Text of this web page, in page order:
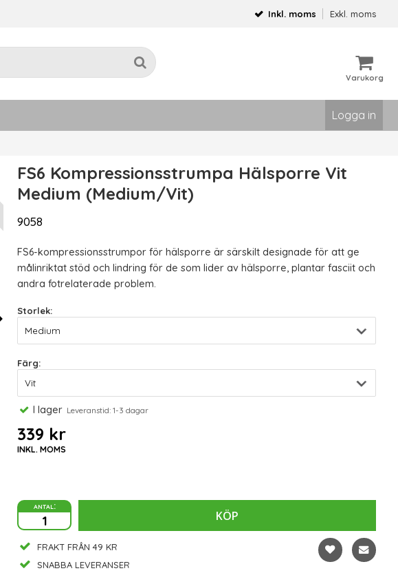
Inkl. moms Exkl. moms
Varukorg
Logga in
FS6 Kompressionsstrumpa Hälsporre Vit
Medium (Medium/Vit)
9058
FS6-kompressionsstrumpor för hälsporre är särskilt designade för att ge
målinriktat stöd och lindring för de som lider av hälsporre, plantar fasciit och
andra fotrelaterade problem.
Storlek:
Färg:
I lagerLeveranstid: 1-3 dagar
339 kr
INKL. MOMS
antal:
KÖP
FRAKT FRÅN 49 KR
SNABBA LEVERANSER